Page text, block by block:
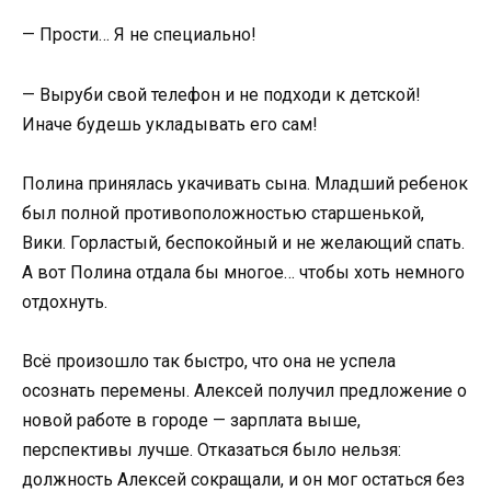
— Прости… Я не специально!
— Выруби свой телефон и не подходи к детской!
Иначе будешь укладывать его сам!
Полина принялась укачивать сына. Младший ребенок
был полной противоположностью старшенькой,
Вики. Горластый, беспокойный и не желающий спать.
А вот Полина отдала бы многое… чтобы хоть немного
отдохнуть.
Всё произошло так быстро, что она не успела
осознать перемены. Алексей получил предложение о
новой работе в городе — зарплата выше,
перспективы лучше. Отказаться было нельзя:
должность Алексей сокращали, и он мог остаться без